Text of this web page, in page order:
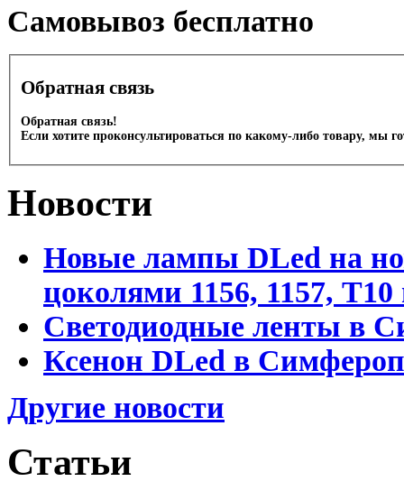
Cамовывоз бесплатно
Обратная связь
Обратная связь!
Если хотите проконсультироваться по какому-либо товару, мы
Новости
Новые лампы DLed на
цоколями 1156, 1157,
Светодиодные ленты в
Ксенон DLed в
Другие новости
Статьи